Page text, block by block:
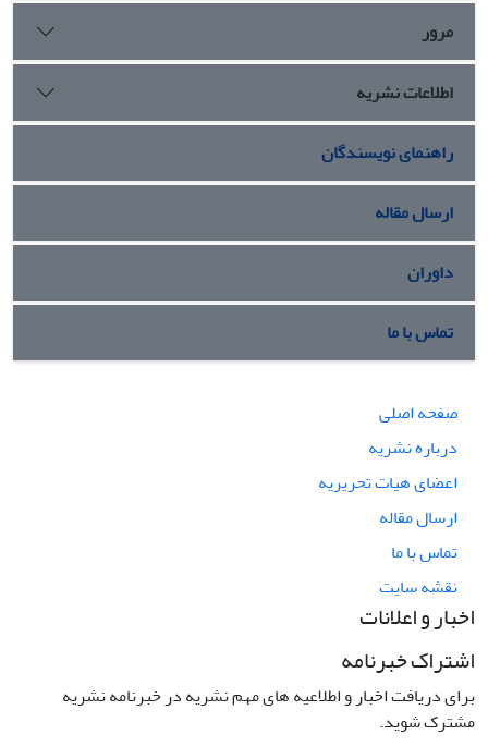
مرور
اطلاعات نشریه
راهنمای نویسندگان
ارسال مقاله
داوران
تماس با ما
صفحه اصلی
درباره نشریه
اعضای هیات تحریریه
ارسال مقاله
تماس با ما
نقشه سایت
اخبار و اعلانات
اشتراک خبرنامه
برای دریافت اخبار و اطلاعیه های مهم نشریه در خبرنامه نشریه
مشترک شوید.